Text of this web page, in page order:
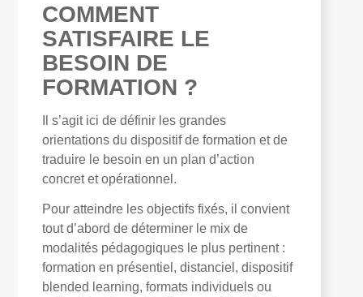
COMMENT
SATISFAIRE LE
BESOIN DE
FORMATION ?
Il s’agit ici de définir les grandes
orientations du dispositif de formation et de
traduire le besoin en un plan d’action
concret et opérationnel.
Pour atteindre les objectifs fixés, il convient
tout d’abord de déterminer le mix de
modalités pédagogiques le plus pertinent :
formation en présentiel, distanciel, dispositif
blended learning, formats individuels ou